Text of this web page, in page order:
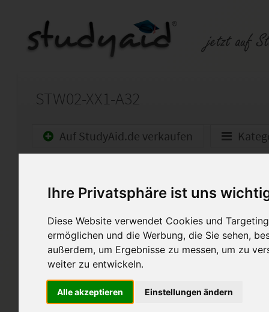
Ihre Privatsphäre ist uns
Diese Website verwendet Cookies und
ermöglichen und die Werbung, die Sie sehen,
außerdem, um Ergebnisse zu messen, um zu
weiter zu entwickeln.
Alle akzeptieren Einstellungen ändern
STW02-XX1-A32
Auf StudyAid.de verkaufen
Ich stelle hier meine
Verfügung. Hierbei handelt
von STW02-XX1-A32. Die
korrigiert und enthalten
Diese Arbeiten sollen euch